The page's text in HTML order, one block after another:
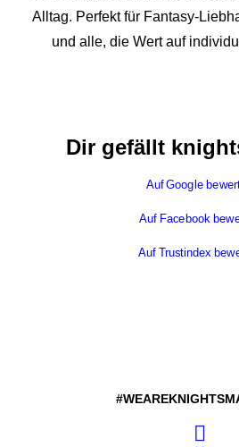
Alltag. Perfekt für Fantasy-
und alle, die Wert auf
Dir gefällt
Auf Google
Auf Facebook
Auf Trustindex